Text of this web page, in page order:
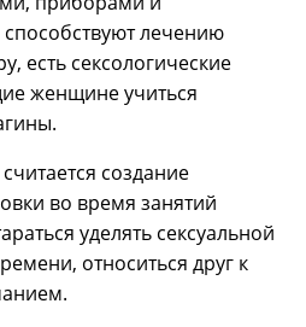
лечению
есть сексологические
женщине учиться
создание
во время занятий
уделять сексуальной
относиться друг к